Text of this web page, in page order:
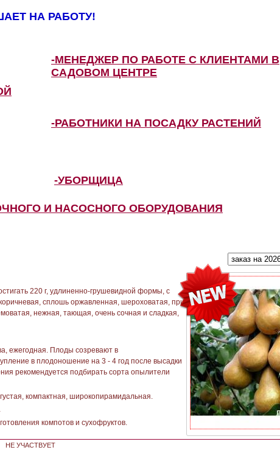
НА РАБОТУ!
-МЕНЕДЖЕР ПО РАБОТЕ С КЛИЕНТАМИ В
САДОВОМ ЦЕНТРЕ
-РАБОТНИКИ НА ПОСАДКУ РАСТЕНИЙ
-УБОРЩИЦА
И НАСОСНОГО ОБОРУДОВАНИЯ
220 г, удлиненно-грушевидной формы, с
сплошь оржавленная, шероховатая, при
нежная, тающая, очень сочная и сладкая,
ежегодная. Плоды созревают в
в плодоношение на 3 - 4 год после высадки
рекомендуется подбирать сорта опылители
компактная, широкопирамидальная.
компотов и сухофруктов.
НЕ УЧАСТВУЕТ